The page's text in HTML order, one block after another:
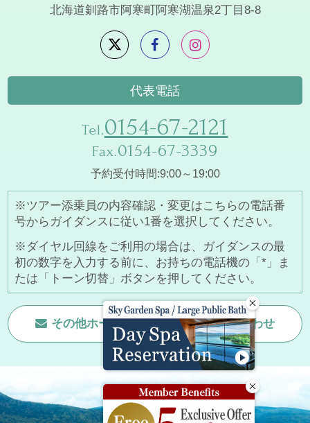
北海道釧路市阿寒町阿寒湖温泉2丁目8-8
代表電話
Tel.0154-67-2121
Fax.0154-67-3339
予約受付時間:9:00～19:00
※ツアー添乗員の内容確認・変更はこちらの電話番
号からガイダンスに従い1番を選択してください。
※ダイヤル回線をご利用の場合は、ガイダンスの最
初の数字を入力する前に、お持ちの電話機の「*」ま
たは「トーン切替」ボタンを押してください。
その他ホームページに関するお問い合わせ